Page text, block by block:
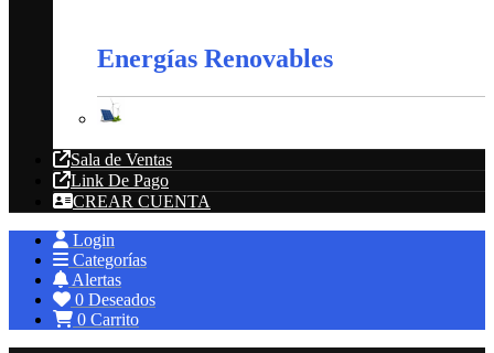
Energías Renovables
Sala de Ventas
Link De Pago
CREAR CUENTA
Login
Categorías
Alertas
0 Deseados
0 Carrito